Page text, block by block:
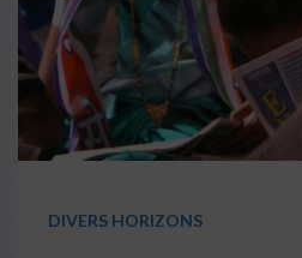
DIVERS HORIZONS